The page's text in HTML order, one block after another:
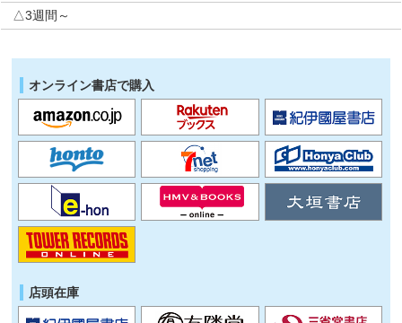
△3週間～
オンライン書店で購入
店頭在庫